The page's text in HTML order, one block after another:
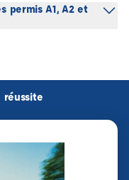
permis A1, A2 et
réussite